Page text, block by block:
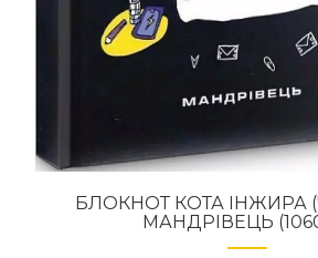
БЛОКНОТ КОТА ІНЖИРА
МАНДРІВЕЦЬ